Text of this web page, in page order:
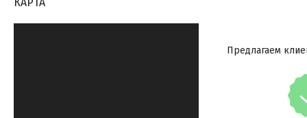
Предлагаем